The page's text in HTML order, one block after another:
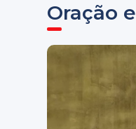
Oração e